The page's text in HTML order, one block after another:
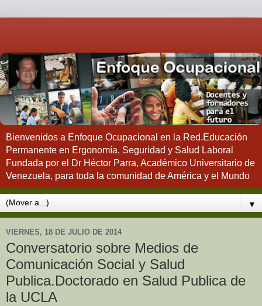
Bienvenidos a Enfoque Ocupacional en la Red.Educación
Permanente en Ergonomía, Seguridad y Salud Laboral
Fundada por el Dr Héctor Parra, Académico Universitario de
Venezuela, para toda la comunidad de América y el Mundo
▼
VIERNES, 18 DE JULIO DE 2014
Conversatorio sobre Medios de
Comunicación Social y Salud
Publica.Doctorado en Salud Publica de
la UCLA